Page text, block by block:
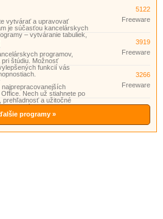
vytvárať a upravovať
je súčasťou kancelárskych
– vytváranie tabuliek,
5122
Freeware
programov,
štúdiu. Možnosť
funkcií vás
3919
Freeware
Nech už stiahnete po
prehľadnosť a užitočné
balíka je aj program
vhodný na prípravu
3266
Freeware
programy »